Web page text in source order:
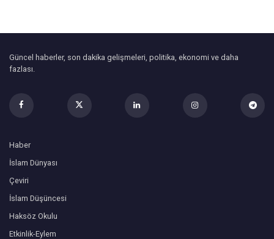
Güncel haberler, son dakika gelişmeleri, politika, ekonomi ve daha
fazlası.
Haber
İslam Dünyası
Çeviri
İslam Düşüncesi
Haksöz Okulu
Etkinlik-Eylem